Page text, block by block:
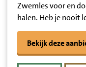
Zwemles voor en
halen. Heb je nooit
Bekijk deze